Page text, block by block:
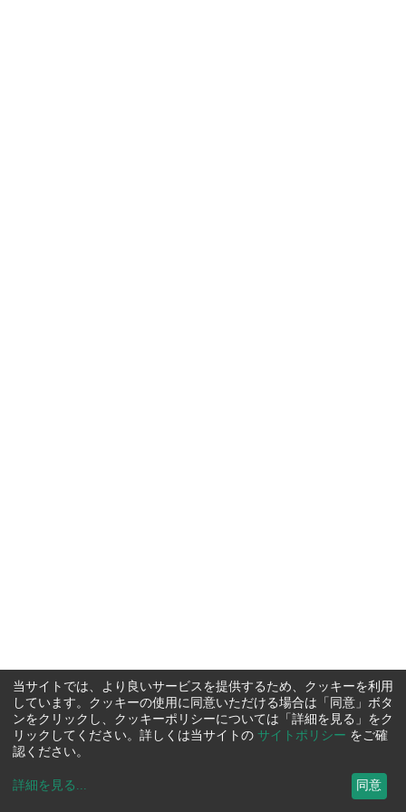
当サイトでは、より良いサービスを提供するため、クッキーを利用
しています。クッキーの使用に同意いただける場合は「同意」ボタ
ンをクリックし、クッキーポリシーについては「詳細を見る」をク
リックしてください。詳しくは当サイトの サイトポリシー をご確
認ください。
詳細を見る ... 同意